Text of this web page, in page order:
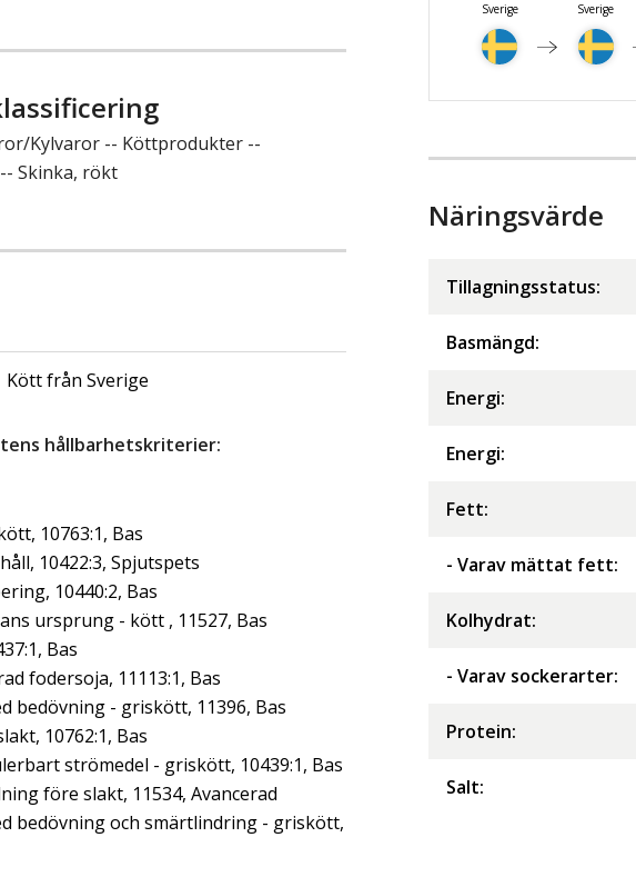
Kylvaror -- Köttprodukter --
Skinka, rökt
Kött från Sverige
hållbarhetskriterier:
10763:1, Bas
10422:3, Spjutspets
10440:2, Bas
ursprung - kött , 11527, Bas
Bas
fodersoja, 11113:1, Bas
bedövning - griskött, 11396, Bas
10762:1, Bas
strömedel - griskött, 10439:1, Bas
före slakt, 11534, Avancerad
bedövning och smärtlindring - griskött,
Sverige
Sverige
Näringsvärde
Tillagningsstatus:
Basmängd:
Energi:
Energi:
Fett:
- Varav mättat fett:
Kolhydrat:
- Varav sockerarter:
Protein:
Salt: